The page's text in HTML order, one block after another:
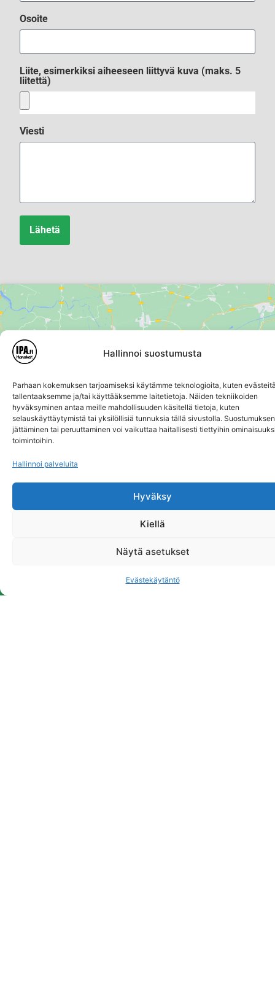
Hallinnoi suostumusta
Parhaan kokemuksen tarjoamiseksi käytämme teknologioita, kuten
tallentaaksemme ja/tai käyttääksemme laitetietoja. Näiden tekniikoiden
hyväksyminen antaa meille mahdollisuuden käsitellä tietoja, kuten
selauskäyttäytymistä tai yksilöllisiä tunnuksia tällä sivustolla. Suostumuksen
jättäminen tai peruuttaminen voi vaikuttaa haitallisesti tiettyihin
toimintoihin.
Hallinnoi palveluita
Hyväksy
Kiellä
Näytä asetukset
Evästekäytäntö
Osoite
Liite, esimerkiksi aiheeseen liittyvä kuva (maks. 5
liitettä)
Viesti
Lähetä
Klikkaa "Hyväksy" ottaaksesi Google
Suostun